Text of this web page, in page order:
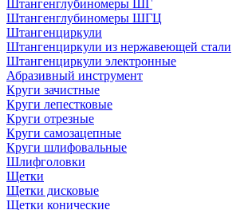
Штангенглубиномеры ШГ
Штангенглубиномеры ШГЦ
Штангенциркули
Штангенциркули из нержавеющей стали
Штангенциркули электронные
Абразивный инструмент
Круги зачистные
Круги лепестковые
Круги отрезные
Круги самозацепные
Круги шлифовальные
Шлифголовки
Щетки
Щетки дисковые
Щетки конические